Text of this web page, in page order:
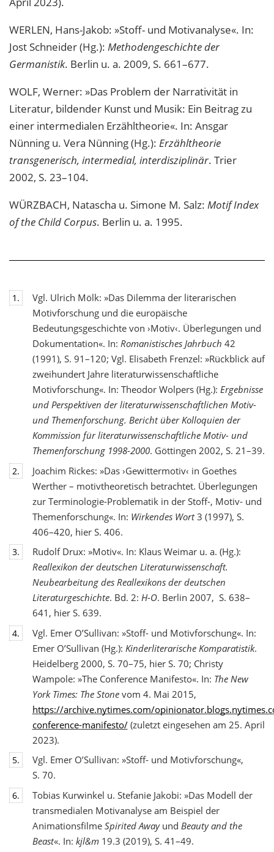
WERLEN, Hans-Jakob: »Stoff- und Motivanalyse«. In:
Jost Schneider (Hg.): Methodengeschichte der
Germanistik. Berlin u. a. 2009, S. 661–677.
WOLF, Werner: »Das Problem der Narrativität in
Literatur, bildender Kunst und Musik: Ein Beitrag zu
einer intermedialen Erzähltheorie«. In: Ansgar
Nünning u. Vera Nünning (Hg.): Erzähltheorie
transgenerisch, intermedial, interdisziplinär. Trier
2002, S. 23–104.
WÜRZBACH, Natascha u. Simone M. Salz: Motif Index
of the Child Corpus. Berlin u. a. 1995.
1.
Vgl. Ulrich Mölk: »Das Dilemma der literarischen
Motivforschung und die europäische
Bedeutungsgeschichte von ›Motiv‹. Überlegungen und
Dokumentation«. In: Romanistisches Jahrbuch 42
(1991), S. 91–120; Vgl. Elisabeth Frenzel: »Rückblick auf
zweihundert Jahre literaturwissenschaftliche
Motivforschung«. In: Theodor Wolpers (Hg.): Ergebnisse
und Perspektiven der literaturwissenschaftlichen Motiv-
und Themenforschung. Bericht über Kolloquien der
Kommission für literaturwissenschaftliche Motiv- und
Themenforschung 1998-2000. Göttingen 2002, S. 21–39.
2.
Joachim Rickes: »Das ›Gewittermotiv‹ in Goethes
Werther – motivtheoretisch betrachtet. Überlegungen
zur Terminologie-Problematik in der Stoff-, Motiv- und
Themenforschung«. In: Wirkendes Wort3 (1997), S.
406–420, hier S. 406.
3.
Rudolf Drux: »Motiv«. In: Klaus Weimar u. a. (Hg.):
Reallexikon der deutschen Literaturwissenschaft.
Neubearbeitung des Reallexikons der deutschen
Literaturgeschichte. Bd. 2: H-O. Berlin 2007, S. 638–
641, hier S. 639.
4.
Vgl. Emer O’Sullivan: »Stoff- und Motivforschung«. In:
Emer O’Sullivan (Hg.): Kinderliterarische Komparatistik.
Heidelberg 2000, S. 70–75, hier S. 70; Christy
Wampole: »The Conference Manifesto«. In: The New
York Times: The Stonevom 4. Mai 2015,
https://archive.nytimes.com/
conference-manifesto/(zuletzt eingesehen am 25. April
2023).
5.
Vgl. Emer O’Sullivan: »Stoff- und Motivforschung«,
S. 70.
6.
Tobias Kurwinkel u. Stefanie Jakobi: »Das Modell der
transmedialen Motivanalyse am Beispiel der
Animationsfilme Spirited Awayund Beauty and the
Beast«. In: kjl&m19.3 (2019), S. 41–49.